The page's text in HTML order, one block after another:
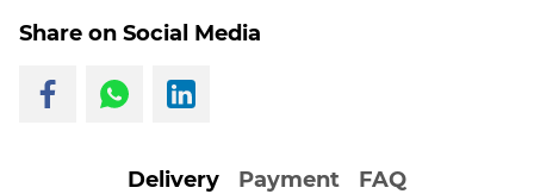
Share on Social Media
Delivery Payment FAQ